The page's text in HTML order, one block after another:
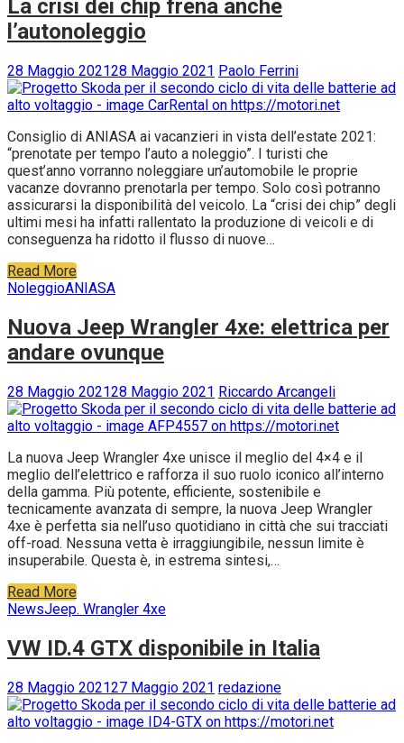
La crisi dei chip frena anche
l’autonoleggio
28 Maggio 202128 Maggio 2021 Paolo Ferrini
Consiglio di ANIASA ai vacanzieri in vista dell’estate 2021:
“prenotate per tempo l’auto a noleggio”. I turisti che
quest’anno vorranno noleggiare un’automobile le proprie
vacanze dovranno prenotarla per tempo. Solo così potranno
assicurarsi la disponibilità del veicolo. La “crisi dei chip” degli
ultimi mesi ha infatti rallentato la produzione di veicoli e di
conseguenza ha ridotto il flusso di nuove…
Read More
NoleggioANIASA
Nuova Jeep Wrangler 4xe: elettrica per
andare ovunque
28 Maggio 202128 Maggio 2021 Riccardo Arcangeli
La nuova Jeep Wrangler 4xe unisce il meglio del 4×4 e il
meglio dell’elettrico e rafforza il suo ruolo iconico all’interno
della gamma. Più potente, efficiente, sostenibile e
tecnicamente avanzata di sempre, la nuova Jeep Wrangler
4xe è perfetta sia nell’uso quotidiano in città che sui tracciati
off-road. Nessuna vetta è irraggiungibile, nessun limite è
insuperabile. Questa è, in estrema sintesi,…
Read More
NewsJeep. Wrangler 4xe
VW ID.4 GTX disponibile in Italia
28 Maggio 202127 Maggio 2021 redazione